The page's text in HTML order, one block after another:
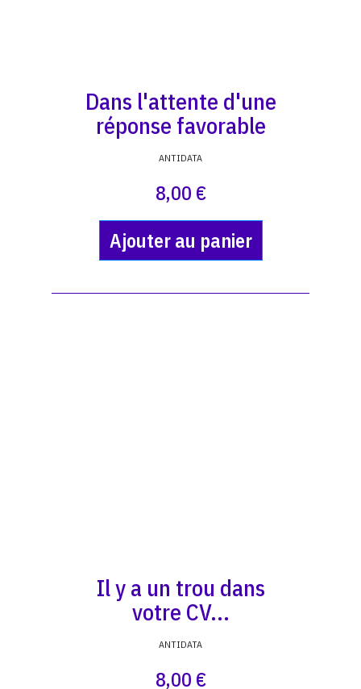
Dans l'attente d'une
réponse favorable
ANTIDATA
8,00 €
Ajouter au panier
Il y a un trou dans
votre CV...
ANTIDATA
8,00 €